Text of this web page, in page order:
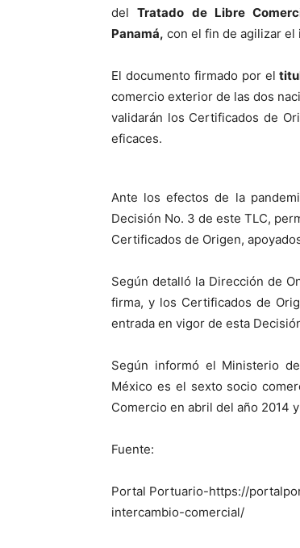
delTratado de Libre
Panamá, con el fin de agilizar el
El documento firmado por el
comercio exterior de las dos
validarán los Certificados de
eficaces.
Ante los efectos de la
Decisión No. 3 de este TLC,
Certificados de Origen,
Según detalló la Dirección de
firma, y los Certificados de
entrada en vigor de esta
Según informó el Ministerio
México es el sexto socio
Comercio en abril del año 2014
Fuente:
Portal Portuario-https://
intercambio-comercial/